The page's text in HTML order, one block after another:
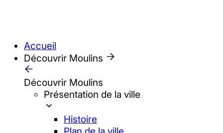
Accueil
Découvrir Moulins
Découvrir Moulins
Présentation de la ville
Histoire